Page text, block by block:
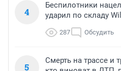
4
Беспилотники
ударил по складу
287 Обсудить
5
Смерть на трассе и